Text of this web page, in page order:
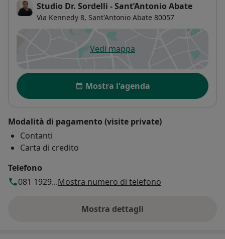
Studio Dr. Sordelli - Sant’Antonio Abate
Via Kennedy 8, Sant'Antonio Abate 80057
Vedi mappasi apre in una nuova scheda
Disponibilità
Mostra l'agenda
Modalità di pagamento (visite private)
Contanti
Carta di credito
Telefono
081 1929...Mostra numero di telefono
Mostra dettagli
sull'indirizzo